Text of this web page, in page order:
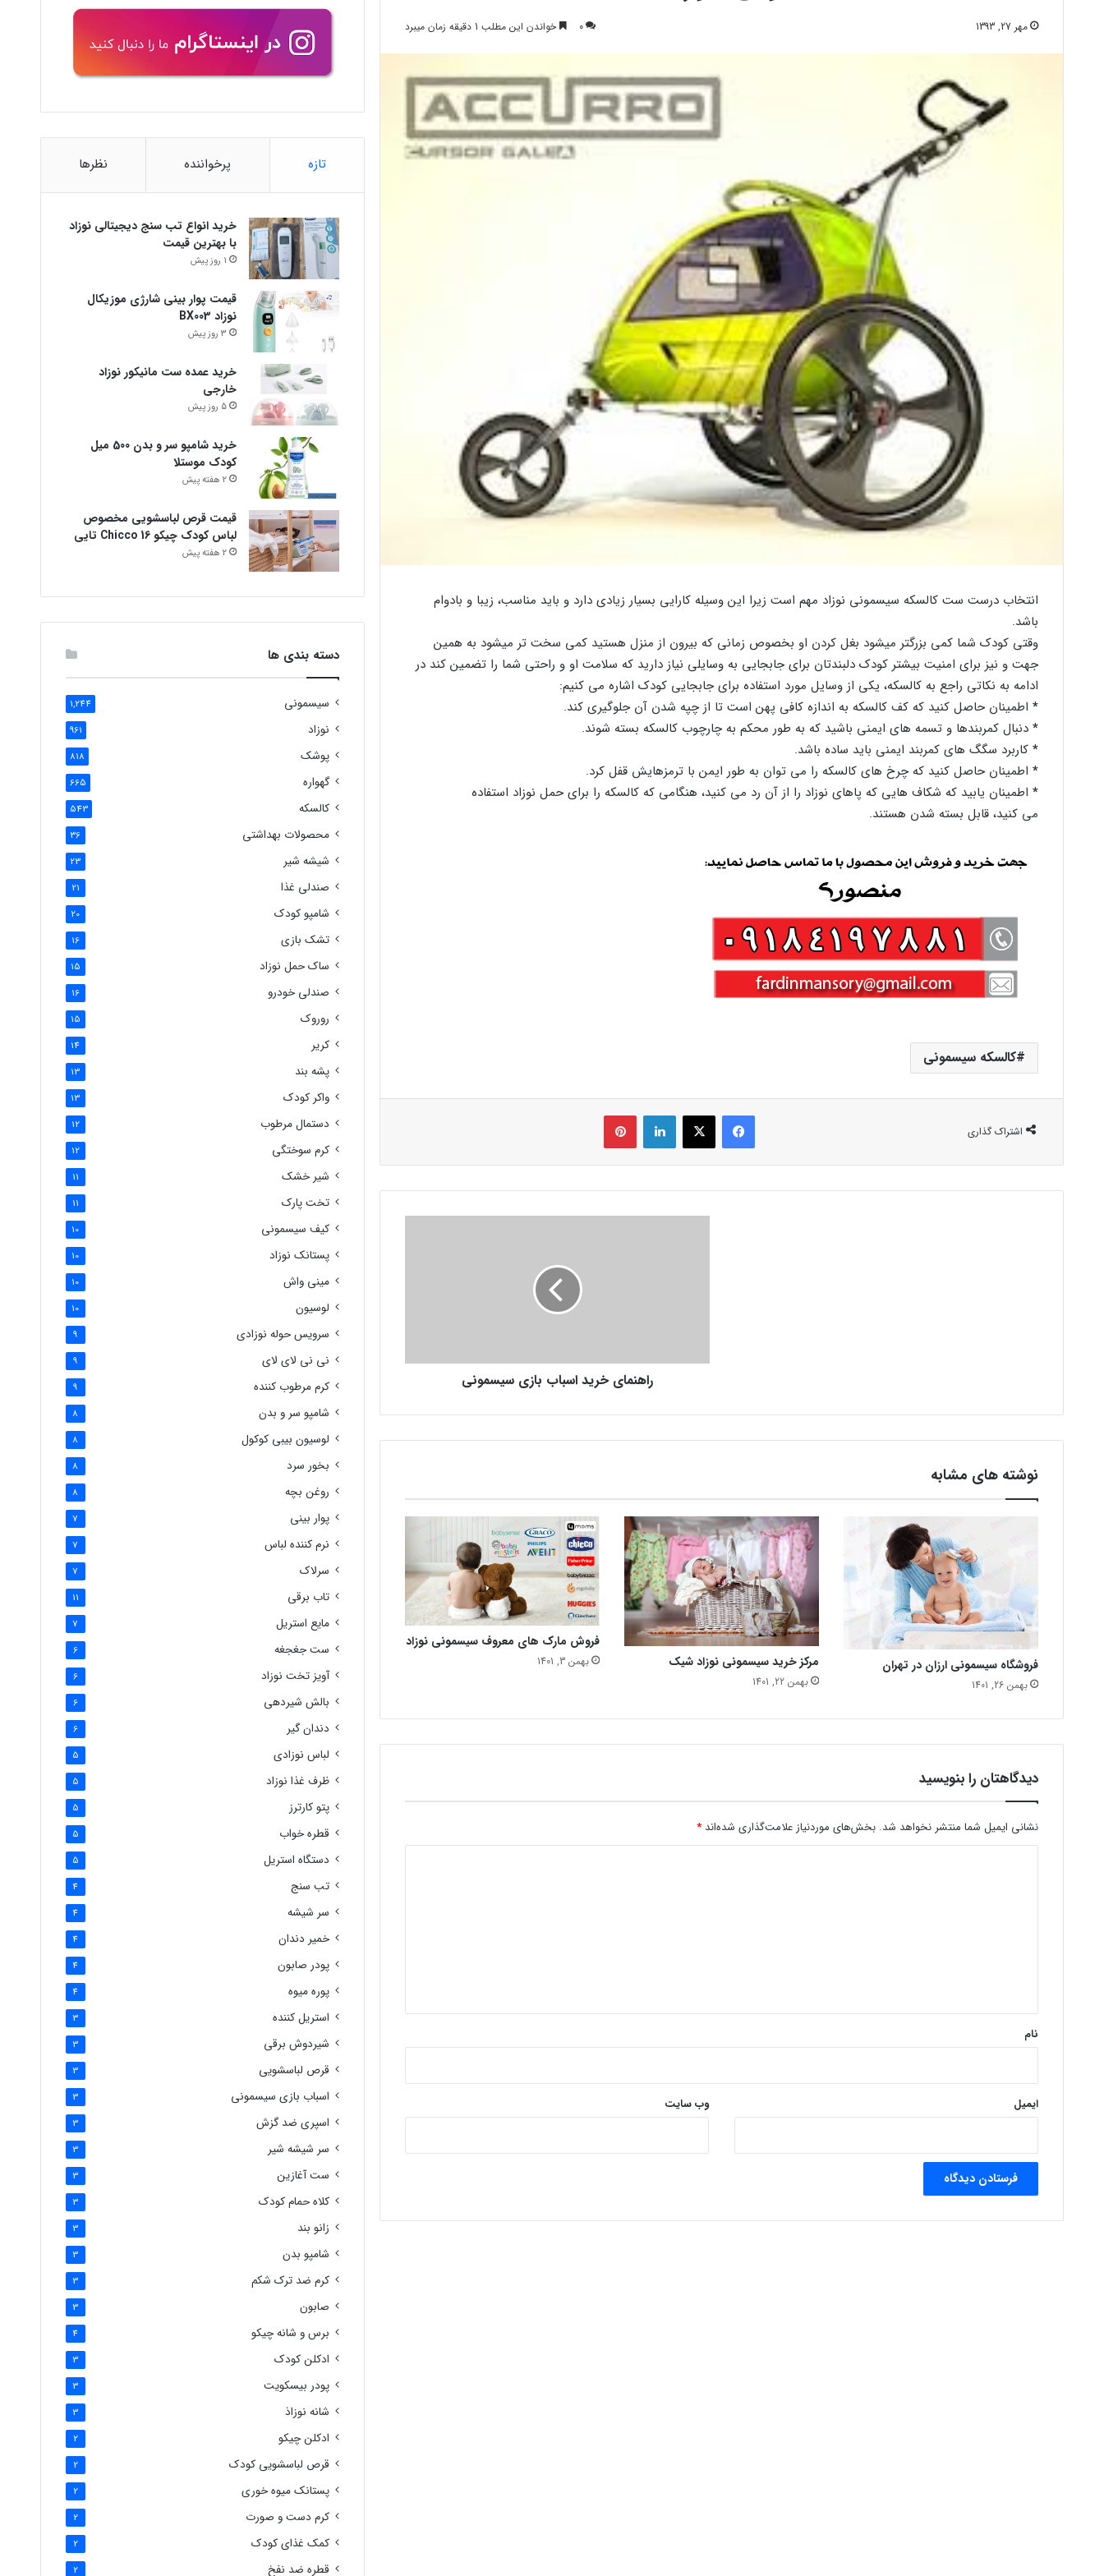
مهر 27, 1393 0 خواندن این مطلب 1 دقیقه زمان میبرد
انتخاب درست ست کالسکه سیسمونی نوزاد مهم است زیرا این وسیله کارایی بسیار زیادی دارد و باید مناسب، زیبا و بادوام
باشد.
وقتی کودک شما کمی بزرگتر میشود بغل کردن او بخصوص زمانی که بیرون از منزل هستید کمی سخت تر میشود به همین
جهت و نیز برای امنیت بیشتر کودک دلبندتان برای جابجایی به وسایلی نیاز دارید که سلامت او و راحتی شما را تضمین کند در
ادامه به نکاتی راجع به کالسکه، یکی از وسایل مورد استفاده برای جابجایی کودک اشاره می کنیم:
*اطمینان حاصل کنید که کف کالسکه به اندازه کافی پھن است تا از چپه شدن آن جلوگیری کند.
* دنبال کمربندھا و تسمه ھای ایمنی باشید که به طور محکم به چارچوب کالسکه بسته شوند.
* کاربرد سگگ ھای کمربند ایمنی باید ساده باشد.
*اطمینان حاصل کنید که چرخ ھای کالسکه را می توان به طور ایمن با ترمزھایش قفل کرد.
* اطمینان یابید که شکاف ھایی که پاھای نوزاد را از آن رد می کنید، ھنگامی که کالسکه را برای حمل نوزاد استفاده
می کنید، قابل بسته شدن ھستند.
کالسکه سیسمونی
اشتراک گذاری
فیس بوک X لینکدین ‫پین‌ترست
راهنمای خرید اسباب بازی سیسمونی
نوشته های مشابه
فروشگاه سیسمونی ارزان در تهران
بهمن 26, 1401
مرکز خرید سیسمونی نوزاد شیک
بهمن 22, 1401
فروش مارک های معروف سیسمونی نوزاد
بهمن 3, 1401
دیدگاهتان را بنویسید
نشانی ایمیل شما منتشر نخواهد شد. بخش‌های موردنیاز علامت‌گذاری شده‌اند *
نام
ایمیل وب‌ سایت
تازه پرخواننده نظرها
خرید انواع تب سنج دیجیتالی نوزاد
با بهترین قیمت
1 روز پیش
قیمت پوار بینی شارژی موزیکال
نوزاد BX003
3 روز پیش
خرید عمده ست مانیکور نوزاد
خارجی
5 روز پیش
خرید شامپو سر و بدن 500 میل
کودک موستلا
2 هفته پیش
قیمت قرص لباسشویی مخصوص
لباس کودک چیکو Chicco 16 تایی
2 هفته پیش
دسته بندی ها
سیسمونی 1,244
نوزاد 961
پوشک 818
گهواره 665
کالسکه 543
محصولات بهداشتی 36
شیشه شیر 23
صندلی غذا 21
شامپو کودک 20
تشک بازی 16
ساک حمل نوزاد 15
صندلی خودرو 16
روروک 15
کریر 14
پشه بند 13
واکر کودک 13
دستمال مرطوب 12
کرم سوختگی 12
شیر خشک 11
تخت پارک 11
کیف سیسمونی 10
پستانک نوزاد 10
مینی واش 10
لوسیون 10
سرویس حوله نوزادی 9
نی نی لای لای 9
کرم مرطوب کننده 9
شامپو سر و بدن 8
لوسیون بیبی کوکول 8
بخور سرد 8
روغن بچه 8
پوار بینی 7
نرم کننده لباس 7
سرلاک 7
تاب برقی 11
مایع استریل 7
ست جغجغه 6
آویز تخت نوزاد 6
بالش شیردهی 6
دندان گیر 6
لباس نوزادی 5
ظرف غذا نوزاد 5
پتو کارترز 5
قطره خواب 5
دستگاه استریل 5
تب سنج 4
سر شیشه 4
خمیر دندان 4
پودر صابون 4
پوره میوه 4
استریل کننده 3
شیردوش برقی 3
قرص لباسشویی 3
اسباب بازی سیسمونی 3
اسپری ضد گزش 3
سر شیشه شیر 3
ست آغازین 3
کلاه حمام کودک 3
زانو بند 3
شامپو بدن 3
کرم ضد ترک شکم 3
صابون 3
برس و شانه چیکو 4
ادکلن کودک 3
پودر بیسکویت 3
شانه نوزاذ 3
ادکلن چیکو 2
قرص لباسشویی کودک 2
پستانک میوه خوری 2
کرم دست و صورت 2
کمک غذای کودک 2
قطره ضد نفخ 2